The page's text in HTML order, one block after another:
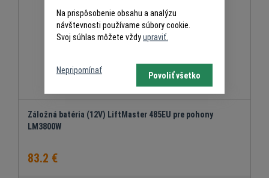
Záložná batéria (12V) LiftMaster 485EU pre pohony
LM3800W
83.2 €
Na prispôsobenie obsahu a analýzu
návštevnosti používame súbory cookie.
Svoj súhlas môžete vždyupraviť.
Nepripomínať
Povoliť všetko